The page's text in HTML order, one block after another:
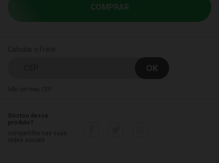
COMPRAR
Não sei meu CEP